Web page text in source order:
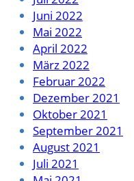
Juni 2022
Mai 2022
April 2022
März 2022
Februar 2022
Dezember 2021
Oktober 2021
September 2021
August 2021
Juli 2021